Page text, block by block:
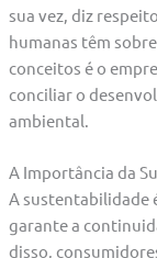
sua vez, diz
humanas têm
conceitos é o
conciliar o
ambiental.
A Importância da
A sustentabilidade
garante a
disso,